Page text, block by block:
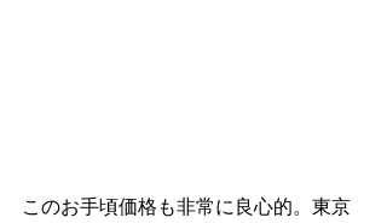
このお手頃価格も非常に良心的。東京